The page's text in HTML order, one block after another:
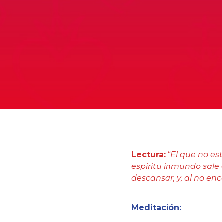
Lectura: “El que no
espíritu inmundo sale
descansar, y, al no
Meditación: